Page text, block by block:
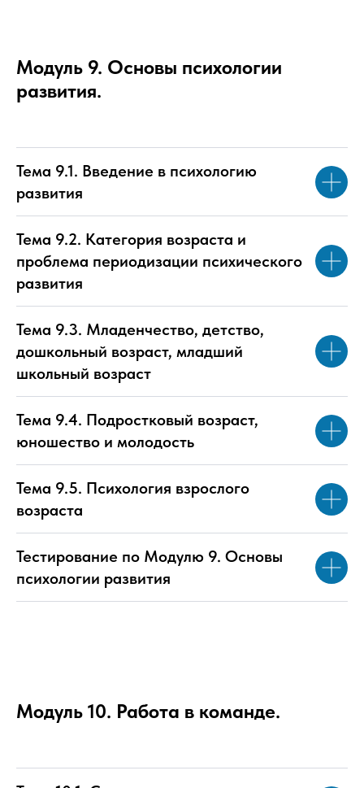
Модуль 9. Основы психологии
развития.
Тема 9.1. Введение в психологию
развития
Тема 9.2. Категория возраста и
проблема периодизации психического
развития
Тема 9.3. Младенчество, детство,
дошкольный возраст, младший
школьный возраст
Тема 9.4. Подростковый возраст,
юношество и молодость
Тема 9.5. Психология взрослого
возраста
Тестирование по Модулю 9. Основы
психологии развития
Модуль 10. Работа в команде.